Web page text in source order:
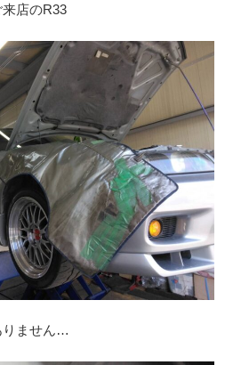
店のR33
りません…